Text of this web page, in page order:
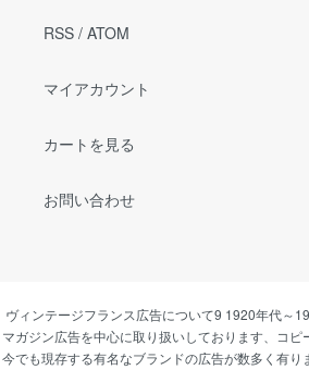
RSS / ATOM
マイアカウント
カートを見る
お問い合わせ
ヴィンテージフランス広告について9 1920年代～
マガジン広告を中心に取り扱いしております、コピ
今でも現存する有名なブランドの広告が数多く有り